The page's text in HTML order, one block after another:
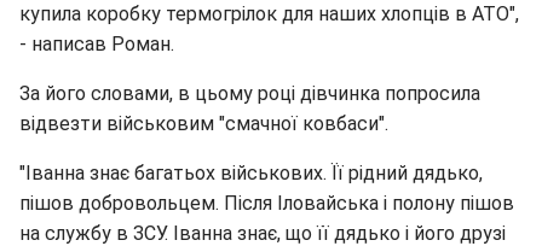
купила коробку термогрілок для наших хлопців в АТО",
- написав Роман.
За його словами, в цьому році дівчинка попросила
відвезти військовим "смачної ковбаси".
"Іванна знає багатьох військових. Її рідний дядько,
пішов добровольцем. Після Іловайська і полону пішов
на службу в ЗСУ. Іванна знає, що її дядько і його друзі